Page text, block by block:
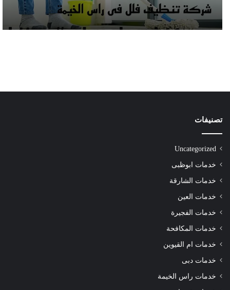
تصنيفات
Uncategorized
خدمات ابوظبى
خدمات الشارقة
خدمات العين
خدمات الفجيرة
خدمات المكافحة
خدمات ام القيوين
خدمات دبى
خدمات راس الخيمة